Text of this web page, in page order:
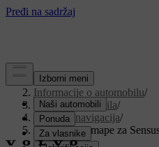
Podrška /
Informacije o automobilu/
Softver automobila/
Mape i navigacija/
Preuzimanje mape za